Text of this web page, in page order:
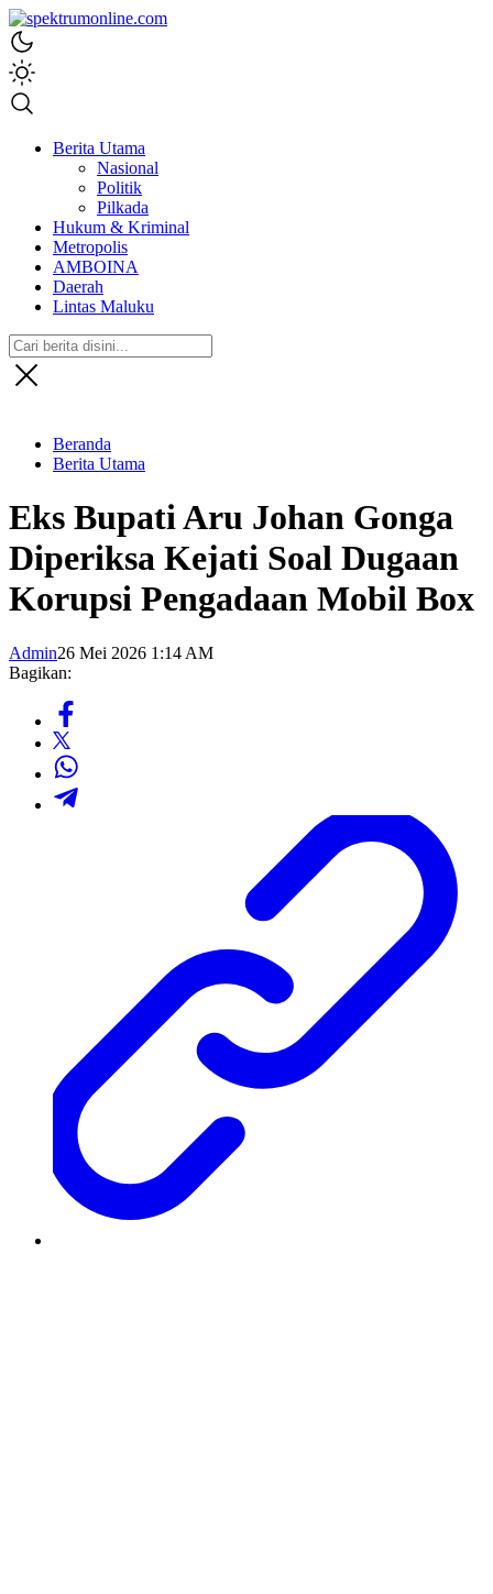
spektrumonline.com
Berita Utama
Nasional
Politik
Pilkada
Hukum & Kriminal
Metropolis
AMBOINA
Daerah
Lintas Maluku
Beranda
Berita Utama
Eks Bupati Aru Johan Gonga
Diperiksa Kejati Soal Dugaan
Korupsi Pengadaan Mobil Box
Admin26 Mei 2026 1:14 AM
Bagikan: